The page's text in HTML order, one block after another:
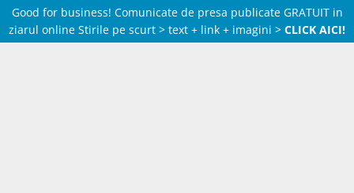
Good for business! Comunicate de presa publicate GRATUIT in
ziarul online Stirile pe scurt > text + link + imagini > CLICK AICI!